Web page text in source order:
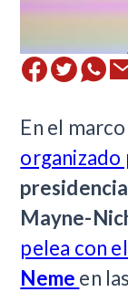
En el
organizado
Mayne-
pelea con
Neme en